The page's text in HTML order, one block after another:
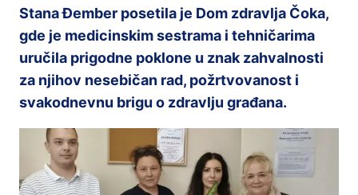
Stana Đember posetila je Dom zdravlja Čoka,
gde je medicinskim sestrama i tehničarima
uručila prigodne poklone u znak zahvalnosti
za njihov nesebičan rad, požrtvovanost i
svakodnevnu brigu o zdravlju građana.